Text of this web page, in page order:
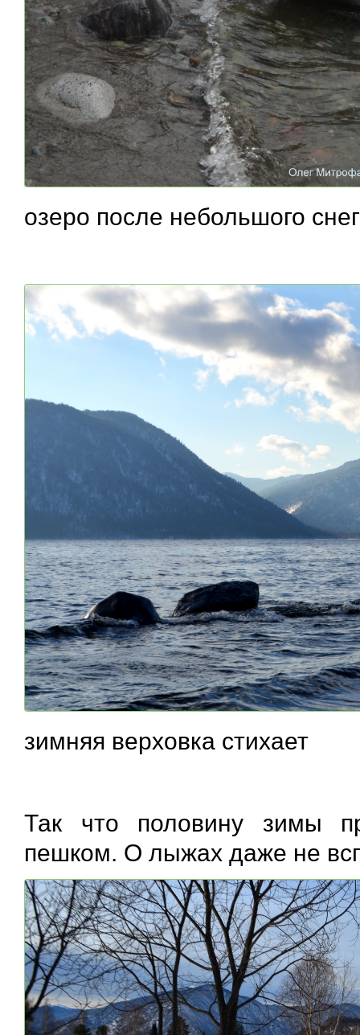
озеро после небольшого
зимняя верховка стихает
Так что половину зимы
пешком. О лыжах даже не